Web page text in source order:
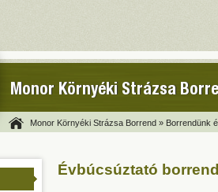
Monor Környéki Strázsa
Monor Környéki Strázsa Borrend » Borrendünk
Évbúcsúztató